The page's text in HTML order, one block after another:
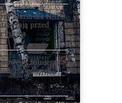
alarm dla NATO.
przed
Putina
żołnierza
pozwał